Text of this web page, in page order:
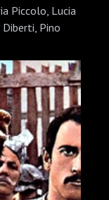
Piccolo, Lucia
Pino